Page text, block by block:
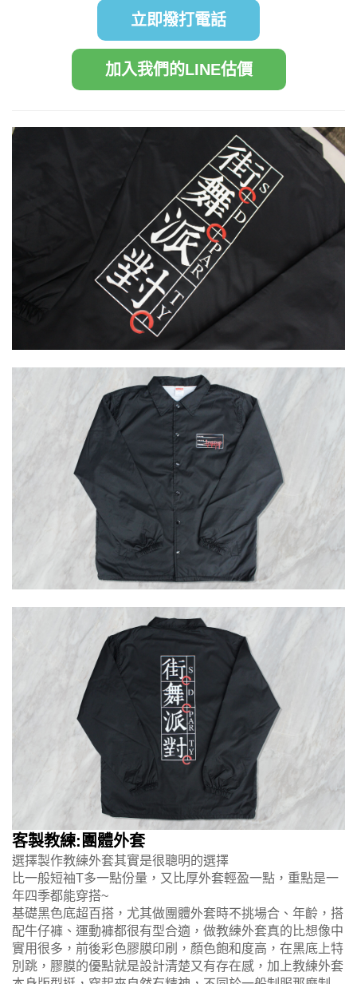
立即撥打電話
加入我們的LINE估價
客製教練:團體外套
選擇製作教練外套其實是很聰明的選擇
比一般短袖T多一點份量，又比厚外套輕盈一點，重點是一
年四季都能穿搭~
基礎黑色底超百搭，尤其做團體外套時不挑場合、年齡，搭
配牛仔褲、運動褲都很有型合適，做教練外套真的比想像中
實用很多，前後彩色膠膜印刷，顏色飽和度高，在黑底上特
別跳，膠膜的優點就是設計清楚又有存在感，加上教練外套